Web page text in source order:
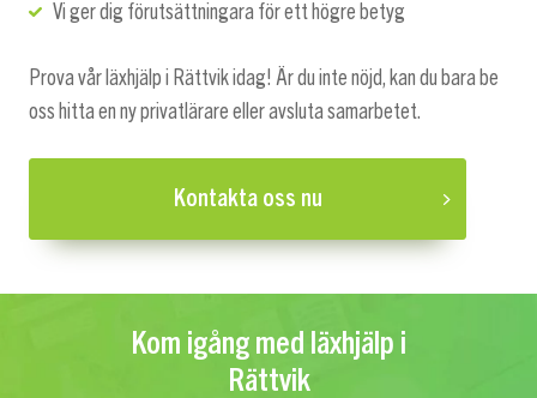
Vi ger dig förutsättningara för ett högre betyg
Prova vår läxhjälp i Rättvik idag! Är du inte nöjd, kan du bara be
oss hitta en ny privatlärare eller avsluta samarbetet.
Kontakta oss nu
Kom igång med läxhjälp i
Rättvik